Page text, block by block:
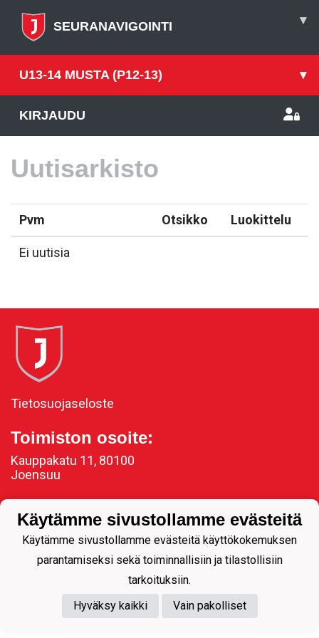
SEURANAVIGOINTI ▾
U13-14 MUSTA (P12-13) ▾
KIRJAUDU
Uutisarkisto
Pvm Otsikko Luokittelu
Ei uutisia
Tietosuojaseloste
Toimiston osoite:
Kauppakatu 11, 80100
Joensuu
Powered by
Käytämme sivustollamme evästeitä
Käytämme sivustollamme evästeitä käyttökokemuksen
parantamiseksi sekä toiminnallisiin ja tilastollisiin
tarkoituksiin.
Hyväksy kaikki
Vain pakolliset